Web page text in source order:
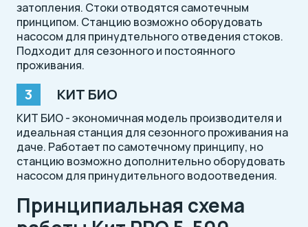
затопления. Стоки отводятся самотечным
принципом. Станцию возможно оборудовать
насосом для принудтельного отведения стоков.
Подходит для сезонного и постоянного
проживания.
КИТ БИО
КИТ БИО - экономичная модель производителя и
идеальная станция для сезонного проживания на
даче. Работает по самотечному принципу, но
станцию возможно дополнительно оборудовать
насосом для принудительного водоотведения.
Принципиальная схема